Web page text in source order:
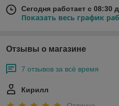
Сегодня работает с 08:30
Показать весь график
Отзывы о магазине
7 отзывов за всё время
Кирилл